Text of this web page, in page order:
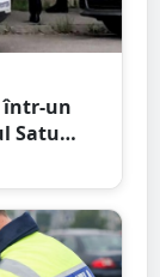
într-un
Satu